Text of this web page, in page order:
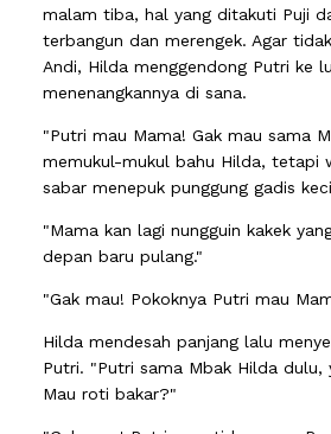
malam tiba, hal yang ditakuti Puji
terbangun dan merengek. Agar
Andi, Hilda menggendong Putri ke
menenangkannya di sana.
"Putri mau Mama! Gak mau sama
memukul-mukul bahu Hilda, tetapi
sabar menepuk punggung gadis
"Mama kan lagi nungguin kakek
depan baru pulang."
"Gak mau! Pokoknya Putri mau
Hilda mendesah panjang lalu
Putri. "Putri sama Mbak Hilda dulu,
Mau roti bakar?"